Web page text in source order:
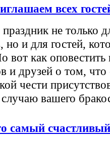
всех
не только
но и для гостей,
вот как
и друзей о том, что
чести
вашего
самый